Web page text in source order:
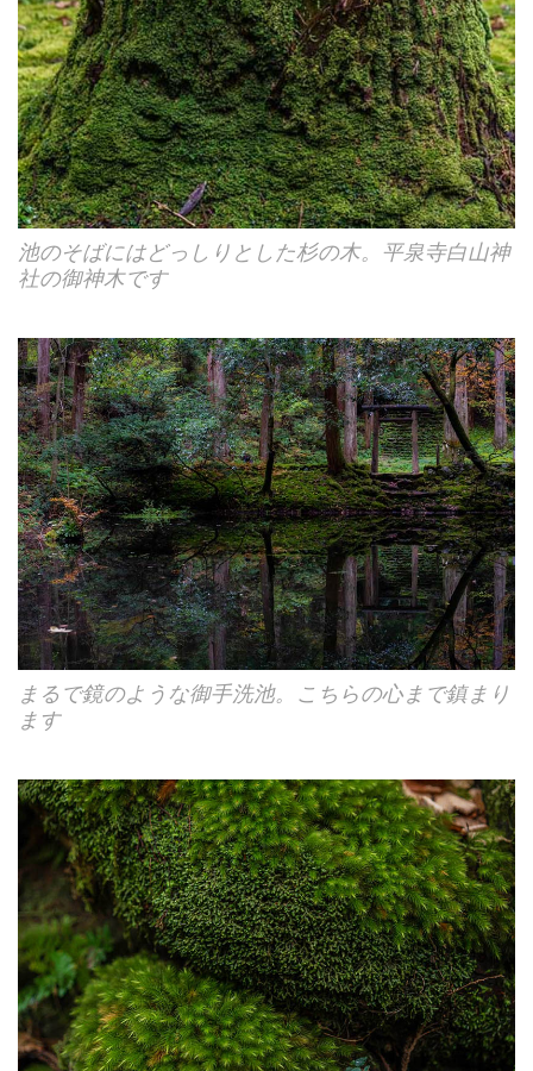
池のそばにはどっしりとした杉の木。平泉寺白山神
社の御神木です
まるで鏡のような御手洗池。こちらの心まで鎮まり
ます